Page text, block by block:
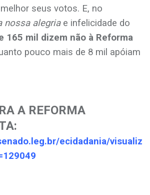
seus votos. E, no
nossa alegriae infelicidade do
165 mil dizem não à Reforma
pouco mais de 8 mil apóiam
A REFORMA
ecidadania/visualiz